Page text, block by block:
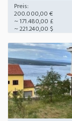
Preis:
200.000,00 €
~ 171.480,00 £
~ 221.240,00 $